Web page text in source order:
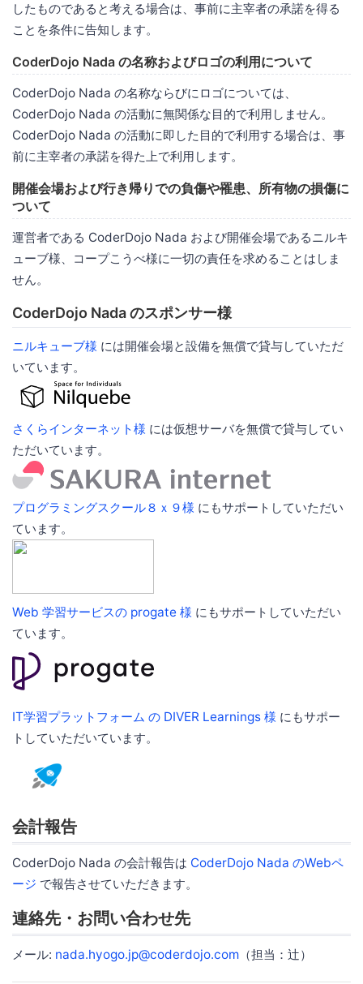
したものであると考える場合は、事前に主宰者の承諾を得る
ことを条件に告知します。
CoderDojo Nada の名称およびロゴの利用について
CoderDojo Nada の名称ならびにロゴについては、
CoderDojo Nada の活動に無関係な目的で利用しません。
CoderDojo Nada の活動に即した目的で利用する場合は、事
前に主宰者の承諾を得た上で利用します。
開催会場および行き帰りでの負傷や罹患、所有物の損傷に
ついて
運営者である CoderDojo Nada および開催会場であるニルキ
ューブ様、コープこうべ様に一切の責任を求めることはしま
せん。
CoderDojo Nada のスポンサー様
ニルキューブ様 には開催会場と設備を無償で貸与していただ
いています。
さくらインターネット様 には仮想サーバを無償で貸与してい
ただいています。
プログラミングスクール８ｘ９様 にもサポートしていただい
ています。
Web 学習サービスの progate 様 にもサポートしていただい
ています。
IT学習プラットフォーム の DIVER Learnings 様 にもサポー
トしていただいています。
会計報告
CoderDojo Nada の会計報告は CoderDojo Nada のWebペ
ージ で報告させていただきます。
連絡先・お問い合わせ先
メール: nada.hyogo.jp@coderdojo.com （担当：辻）